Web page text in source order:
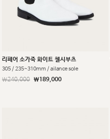
리페어 소가죽 화이트 첼시부츠
305 / 235~310mm / ailance sole
￦240,000 ￦189,000